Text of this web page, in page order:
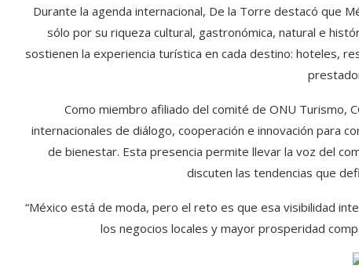
Durante la agenda internacional, De la Torre destacó que
sólo por su riqueza cultural, gastronómica, natural e
sostienen la experiencia turística en cada destino: hoteles,
Como miembro afiliado del comité de ONU Turismo,
internacionales de diálogo, cooperación e innovación para
de bienestar. Esta presencia permite llevar la voz del
discuten las tendencias que
“México está de moda, pero el reto es que esa visibilidad
los negocios locales y mayor prosperidad